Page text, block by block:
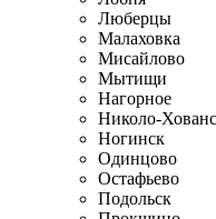
Люберцы
Малаховка
Мисайлово
Мытищи
Нагорное
Николо-
Ногинск
Одинцово
Остафьево
Подольск